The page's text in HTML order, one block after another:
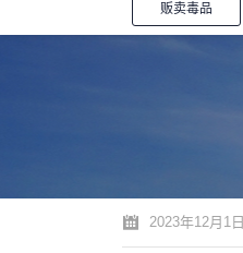
贩卖毒品
2023年12月1日